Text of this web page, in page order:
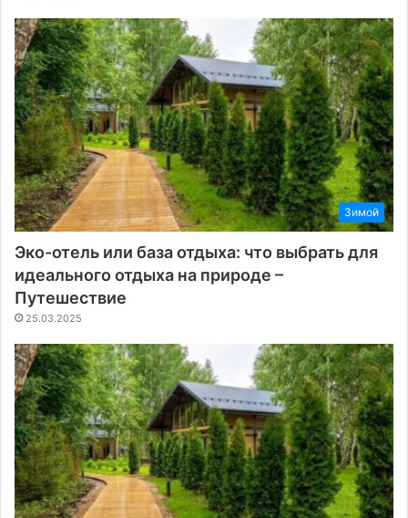
Зимой
Эко-отель или база отдыха: что выбрать для
идеального отдыха на природе –
Путешествие
25.03.2025